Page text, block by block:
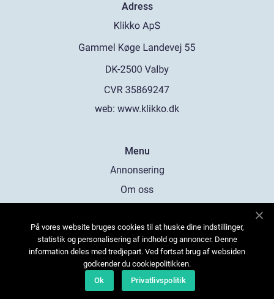
Adress
web: www.klikko.dk
Menu
Annonsering
Om oss
Kontakta oss
Sitemap
På vores website bruges cookies til at huske dine indstillinger,
statistik og personalisering af indhold og annoncer. Denne
information deles med tredjepart. Ved fortsat brug af websiden
godkender du cookiepolitikken.
Ok
Privatlivspolitik